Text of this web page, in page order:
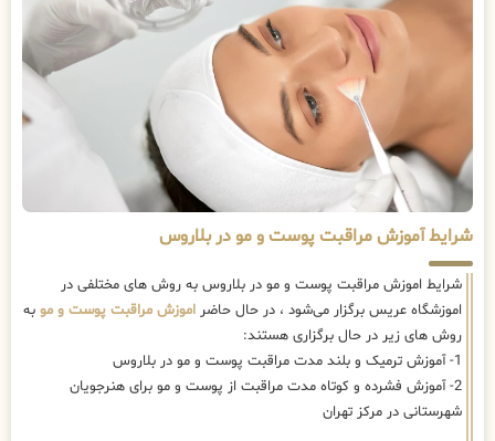
شرایط آموزش مراقبت پوست و مو در بلاروس
شرایط اموزش مراقبت پوست و مو در بلاروس به روش های مختلفی در
اموزشگاه عریس برگزار می‌شود ، در حال حاضر اموزش مراقبت پوست و مو به
روش های زیر در حال برگزاری هستند:
1- آموزش ترمیک و بلند مدت مراقبت پوست و مو در بلاروس
2- آموزش فشرده و کوتاه مدت مراقبت از پوست و مو برای هنرجویان
شهرستانی در مرکز تهران